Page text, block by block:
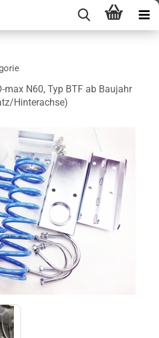
max N60, Typ BTF ab Baujahr
Hinterachse)